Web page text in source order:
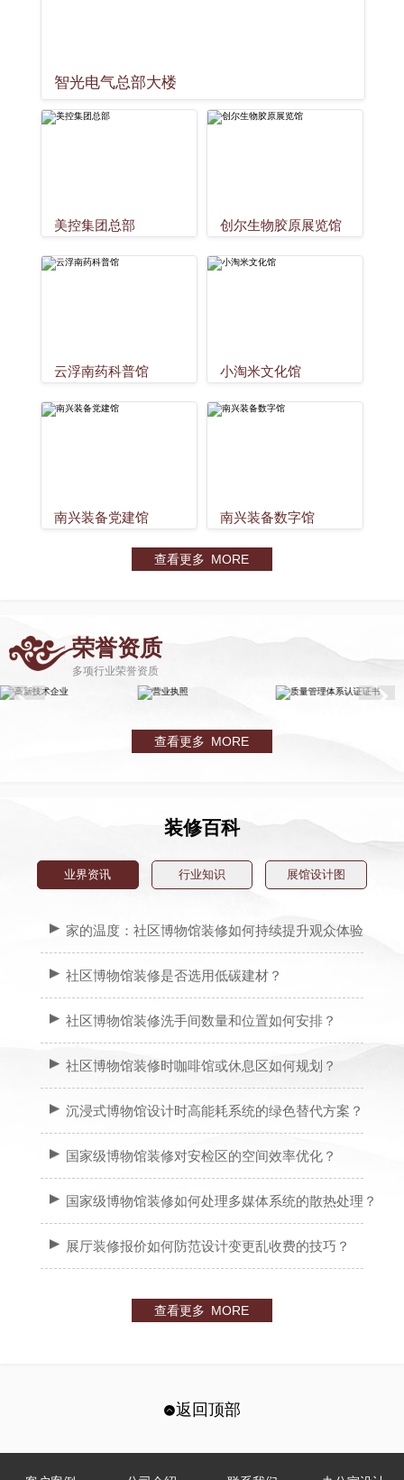
智光电气总部大楼
美控集团总部 创尔生物胶原展览馆
云浮南药科普馆 小淘米文化馆
南兴装备党建馆 南兴装备数字馆
查看更多 MORE
荣誉资质
多项行业荣誉资质
查看更多 MORE
装修百科
业界资讯 行业知识 展馆设计图
家的温度：社区博物馆装修如何持续提升观众体验
社区博物馆装修是否选用低碳建材？
社区博物馆装修洗手间数量和位置如何安排？
社区博物馆装修时咖啡馆或休息区如何规划？
沉浸式博物馆设计时高能耗系统的绿色替代方案？
国家级博物馆装修对安检区的空间效率优化？
国家级博物馆装修如何处理多媒体系统的散热处理？
展厅装修报价如何防范设计变更乱收费的技巧？
查看更多 MORE
返回顶部